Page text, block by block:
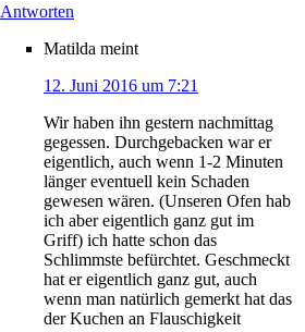
Antworten
Matilda meint
12. Juni 2016 um 7:21
Wir haben ihn gestern nachmittag
gegessen. Durchgebacken war er
eigentlich, auch wenn 1-2 Minuten
länger eventuell kein Schaden
gewesen wären. (Unseren Ofen hab
ich aber eigentlich ganz gut im
Griff) ich hatte schon das
Schlimmste befürchtet. Geschmeckt
hat er eigentlich ganz gut, auch
wenn man natürlich gemerkt hat das
der Kuchen an Flauschigkeit